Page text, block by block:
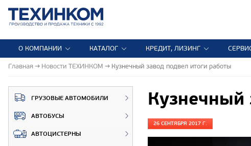
О КОМПАНИИ КАТАЛОГ КРЕДИТ, ЛИЗИНГ
Главная Новости ТЕХИНКОМ Кузнечный завод подвел итоги работы
ГРУЗОВЫЕ АВТОМОБИЛИ
АВТОБУСЫ
АВТОЦИСТЕРНЫ
Кузнечный
26 СЕНТЯБРЯ 2017 Г.